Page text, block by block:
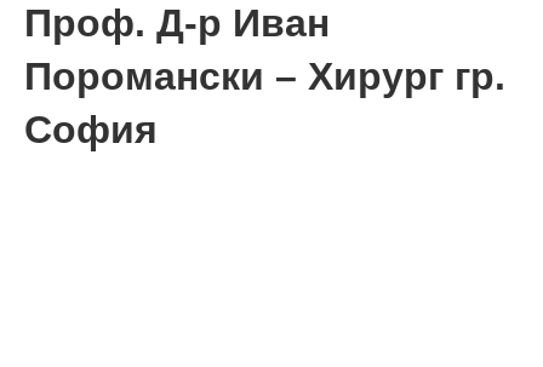
Проф. Д-р Иван
Поромански – Хирург гр.
София